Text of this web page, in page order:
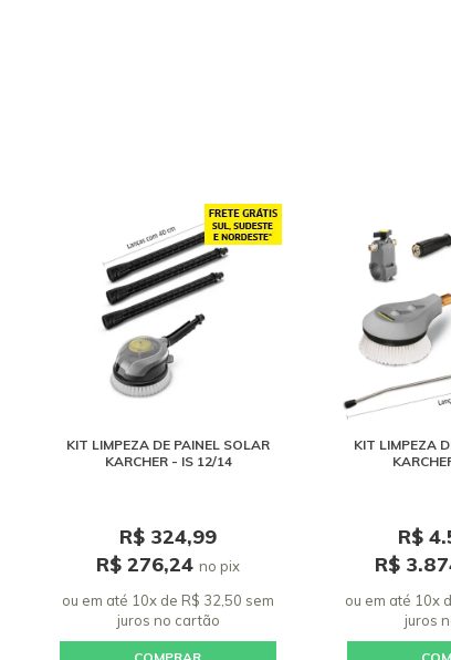
KIT LIMPEZA DE PAINEL SOLAR
KARCHER - IS 12/14
R$ 324,99
R$ 276,24 no pix
ou em até 10x de R$ 32,50 sem
juros no cartão
KIT LIMPEZA
R$
R$
ou em até 10x
juros